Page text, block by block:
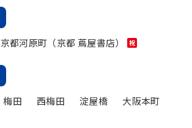
京都河原町（京都 蔦屋書店） 祝
梅田 西梅田 淀屋橋
大阪本町